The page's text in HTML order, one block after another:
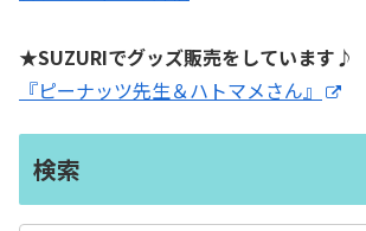
★SUZURIでグッズ販売をしています♪
『ピーナッツ先生＆ハトマメさん』
検索